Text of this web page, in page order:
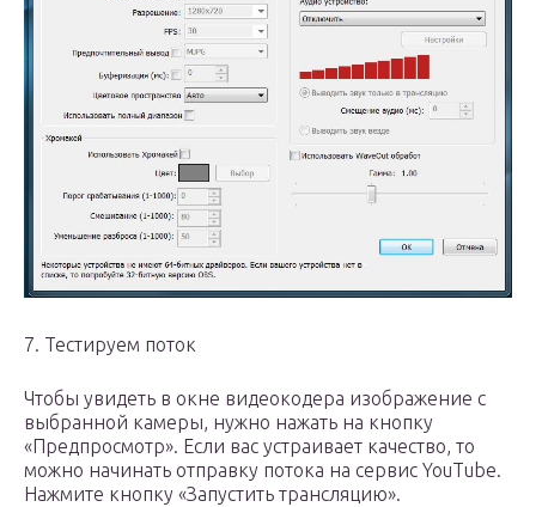
7. Тестируем поток
Чтобы увидеть в окне видеокодера изображение с
выбранной камеры, нужно нажать на кнопку
«Предпросмотр». Если вас устраивает качество, то
можно начинать отправку потока на сервис YouTube.
Нажмите кнопку «Запустить трансляцию».